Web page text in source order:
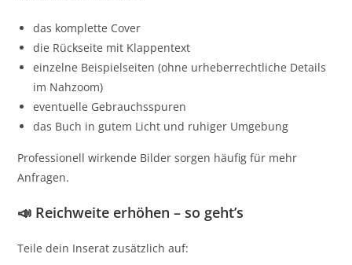
das komplette Cover
die Rückseite mit Klappentext
einzelne Beispielseiten (ohne urheberrechtliche Details
im Nahzoom)
eventuelle Gebrauchsspuren
das Buch in gutem Licht und ruhiger Umgebung
Professionell wirkende Bilder sorgen häufig für mehr
Anfragen.
📣 Reichweite erhöhen – so geht’s
Teile dein Inserat zusätzlich auf: